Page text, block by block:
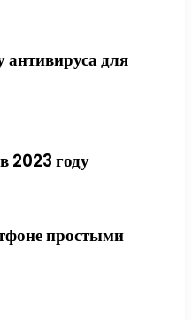
для
2023 году
простыми